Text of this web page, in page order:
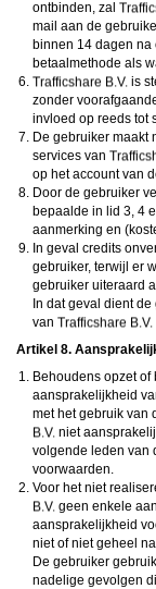
ontbinden, zal
mail aan de
binnen 14 dagen na
betaalmethode als
is
zonder
invloed op reeds tot
De gebruiker maakt
services van
op het account van
Door de gebruiker
bepaalde in lid 3, 4
aanmerking en
In geval credits
gebruiker, terwijl er
gebruiker uiteraard
In dat geval dient
van
Artikel 8.
Behoudens opzet
aansprakelijkheid
met het gebruik van
niet
volgende leden van
voorwaarden.
Voor het niet
geen enkele
aansprakelijkheid
niet of niet geheel
De gebruiker
nadelige gevolgen